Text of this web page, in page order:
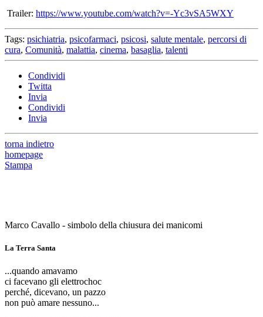
Trailer: https://www.youtube.com/watch?v=-Yc3vSA5WXY
Tags: psichiatria, psicofarmaci, psicosi, salute mentale, percorsi di
cura, Comunità, malattia, cinema, basaglia, talenti
Condividi
Twitta
Invia
Condividi
Invia
torna indietro
homepage
Stampa
Marco Cavallo - simbolo della chiusura dei manicomi
La Terra Santa
...quando amavamo
ci facevano gli elettrochoc
perché, dicevano, un pazzo
non può amare nessuno...